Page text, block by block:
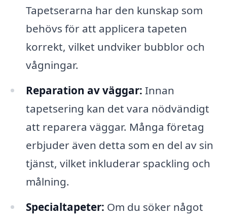
Tapetserarna har den kunskap som
behövs för att applicera tapeten
korrekt, vilket undviker bubblor och
vågningar.
Reparation av väggar: Innan
tapetsering kan det vara nödvändigt
att reparera väggar. Många företag
erbjuder även detta som en del av sin
tjänst, vilket inkluderar spackling och
målning.
Specialtapeter: Om du söker något